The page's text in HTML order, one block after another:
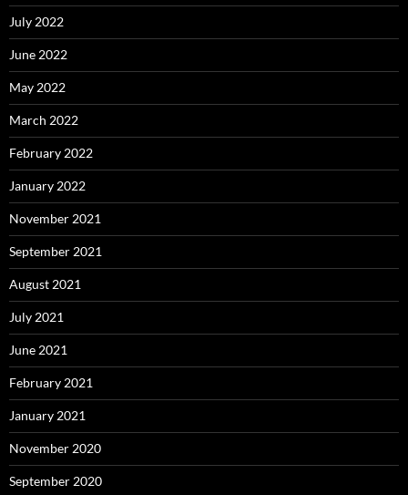
July 2022
June 2022
May 2022
March 2022
February 2022
January 2022
November 2021
September 2021
August 2021
July 2021
June 2021
February 2021
January 2021
November 2020
September 2020